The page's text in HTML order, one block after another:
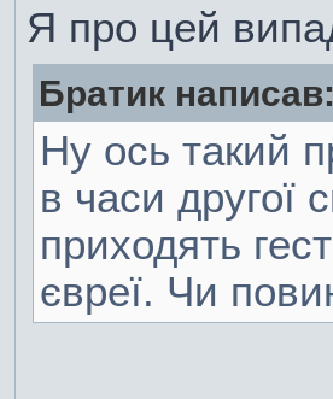
Я про цей
Братик
Ну ось такий
в часи другої
приходять
євреї. Чи